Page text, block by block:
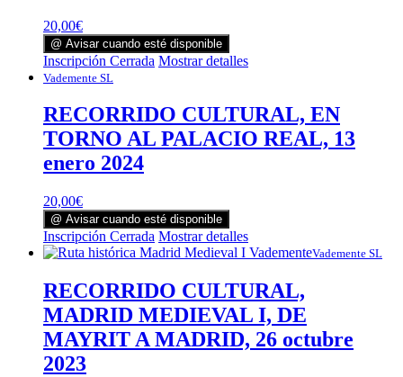
20,00€
@ Avisar cuando esté disponible
Inscripción Cerrada Mostrar detalles
Vademente SL
RECORRIDO CULTURAL, EN
TORNO AL PALACIO REAL, 13
enero 2024
20,00€
@ Avisar cuando esté disponible
Inscripción Cerrada Mostrar detalles
Vademente SL
RECORRIDO CULTURAL,
MADRID MEDIEVAL I, DE
MAYRIT A MADRID, 26 octubre
2023